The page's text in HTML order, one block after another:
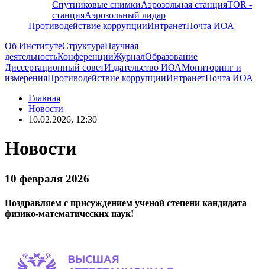
Спутниковые снимкиАэрозольная станцияTOR -
станцияАэрозольный лидар
Противодействие коррупцииИнтранетПочта ИОА
Об ИнститутеСтруктураНаучная
деятельностьКонференцииЖурналОбразование
Диссертационный советИздательство ИОАМониторинг и
измеренияПротиводействие коррупцииИнтранетПочта ИОА
Главная
Новости
10.02.2026, 12:30
Новости
10 февраля 2026
Поздравляем с присуждением ученой степени кандидата
физико-математических наук!